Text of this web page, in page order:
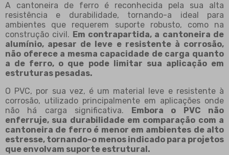
A cantoneira de ferro é reconhecida pela sua alta
resistência e durabilidade, tornando-a ideal para
ambientes que requerem suporte robusto, como na
construção civil. Em contrapartida, a cantoneira de
alumínio, apesar de leve e resistente à corrosão,
não oferece a mesma capacidade de carga quanto
a de ferro, o que pode limitar sua aplicação em
estruturas pesadas.
O PVC, por sua vez, é um material leve e resistente à
corrosão, utilizado principalmente em aplicações onde
não há carga significativa. Embora o PVC não
enferruje, sua durabilidade em comparação com a
cantoneira de ferro é menor em ambientes de alto
estresse, tornando-o menos indicado para projetos
que envolvam suporte estrutural.